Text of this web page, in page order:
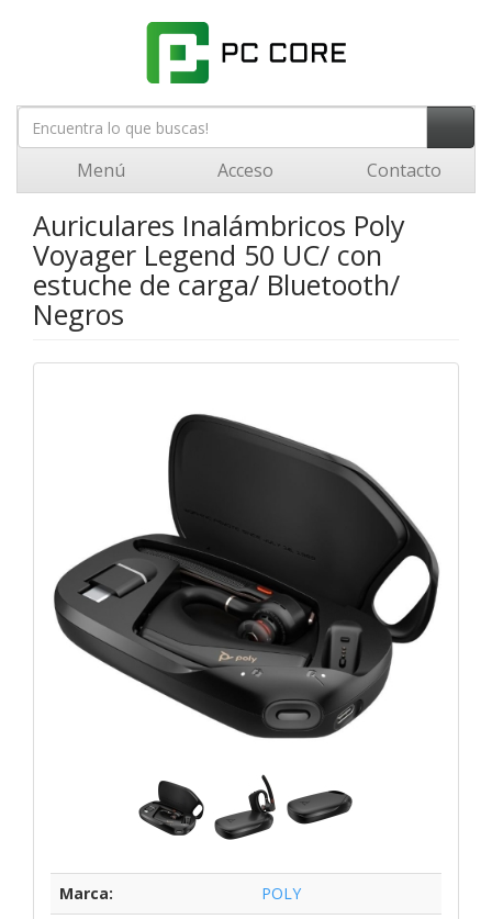
Menú Acceso Contacto
Auriculares Inalámbricos Poly
Voyager Legend 50 UC/ con
estuche de carga/ Bluetooth/
Negros
Marca:
POLY